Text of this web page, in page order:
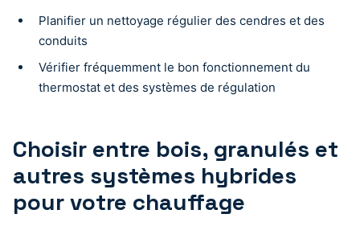
Planifier un nettoyage régulier des cendres et des
conduits
Vérifier fréquemment le bon fonctionnement du
thermostat et des systèmes de régulation
Choisir entre bois, granulés et
autres systèmes hybrides
pour votre chauffage